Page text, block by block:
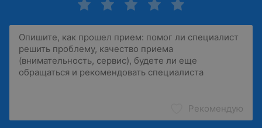
Рекомендую